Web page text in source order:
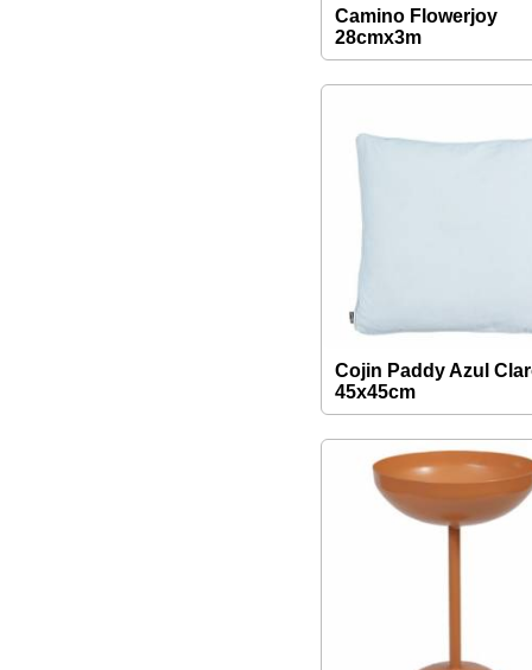
Camino Flowerjoy
28cmx3m
Cojin Paddy Azul
45x45cm